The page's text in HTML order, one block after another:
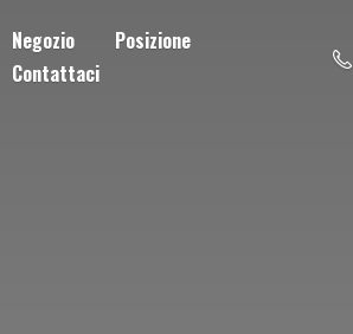
Negozio
Posizione
Contattaci